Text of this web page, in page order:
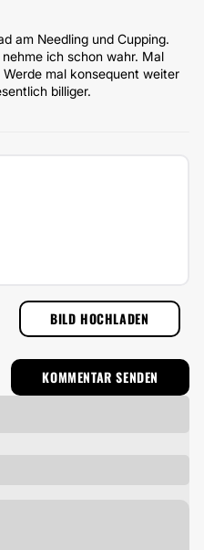
am Needling und Cupping.
ich schon wahr. Mal
mal konsequent weiter
billiger.
BILD HOCHLADEN